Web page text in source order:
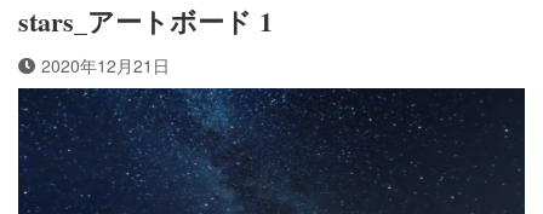
stars_アートボード 1
2020年12月21日